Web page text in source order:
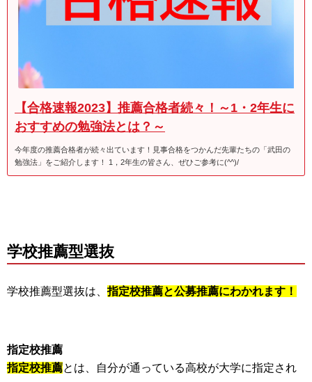
【合格速報2023】推薦合格者続々！～1・2年生に
おすすめの勉強法とは？～
今年度の推薦合格者が続々出ています！見事合格をつかんだ先輩たちの「武田の
勉強法」をご紹介します！ 1，2年生の皆さん、ぜひご参考に(^^)/
学校推薦型選抜
学校推薦型選抜は、指定校推薦と公募推薦にわかれます！
指定校推薦
指定校推薦とは、自分が通っている高校が大学に指定され